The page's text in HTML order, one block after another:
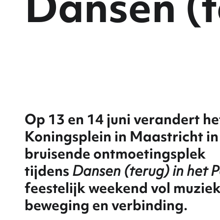
Op 13 en 14 juni verandert
Koningsplein in Maastricht in
bruisende ontmoetingsplek
tijdens Dansen (terug) in het
feestelijk weekend vol
beweging en verbinding.